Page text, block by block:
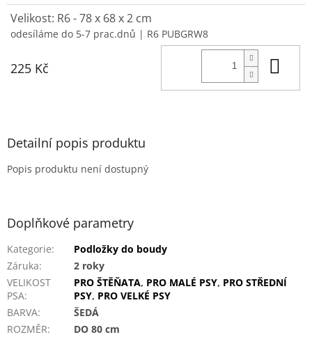
Velikost: R6 - 78 x 68 x 2 cm
odesíláme do 5-7 prac.dnů | R6 PUBGRW8
225 Kč
Detailní popis produktu
Popis produktu není dostupný
Doplňkové parametry
Kategorie:
Podložky do boudy
Záruka:
2 roky
VELIKOST
PSA:
PRO ŠTĚŇATA, PRO MALÉ PSY, PRO STŘEDNÍ
PSY, PRO VELKÉ PSY
BARVA:
ŠEDÁ
ROZMĚR:
DO 80 cm